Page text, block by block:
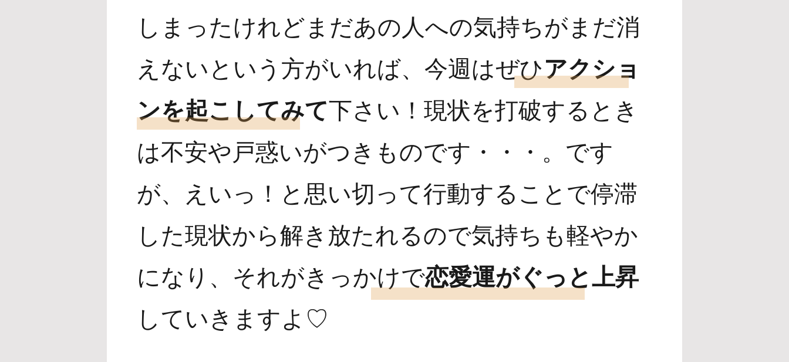
しまったけれどまだあの人への気持ちがまだ消
えないという方がいれば、今週はぜひアクショ
ンを起こしてみて 下さい！現状を打破するとき
は不安や戸惑いがつきものです・・・。です
が、えいっ！と思い切って行動することで停滞
した現状から解き放たれるので気持ちも軽やか
になり、それがきっかけで恋愛運がぐっと上昇
していきますよ♡